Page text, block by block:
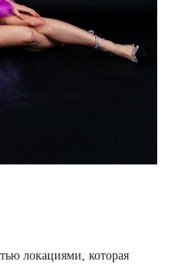
локациями, которая